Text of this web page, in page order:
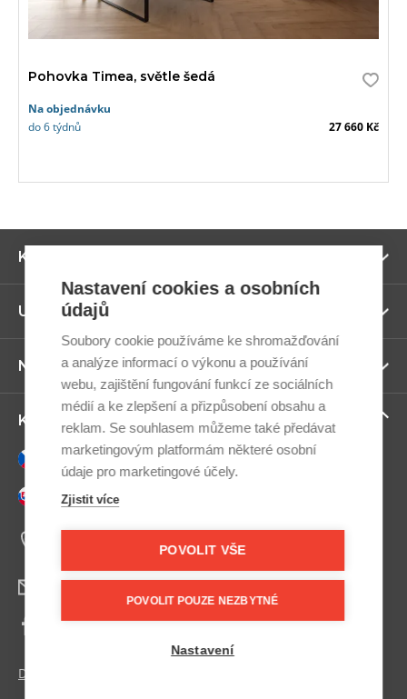
Pohovka Timea, světle šedá
Na objednávku
do 6 týdnů
27 660 Kč
Kategorie
Užitečné odkazy
Newsletter
Kontaktujte nás
Česky
Slovensky
+420 607 800 100
Facebook
Další kontakty
Nastavení cookies a osobních
údajů
Soubory cookie používáme ke shromažďování
a analýze informací o výkonu a používání
webu, zajištění fungování funkcí ze sociálních
médií a ke zlepšení a přizpůsobení obsahu a
reklam. Se souhlasem můžeme také předávat
marketingovým platformám některé osobní
údaje pro marketingové účely.
Zjistit více
POVOLIT VŠE
POVOLIT POUZE NEZBYTNÉ
Nastavení